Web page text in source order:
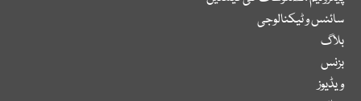
سائنس و ٹیکنالوجی
بلاگ
بزنس
ویڈیوز